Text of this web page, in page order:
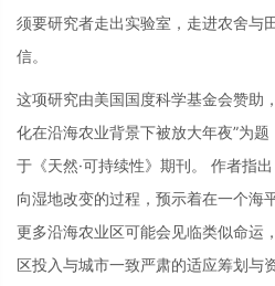
须要研究者走出实验室，走进农舍与
信。
这项研究由美国国度科学基金会赞助
化在沿海农业背景下被放大年夜”为
于《天然·可持续性》期刊。 作者指
向湿地改变的过程，预示着在一个海
更多沿海农业区可能会见临类似命运
区投入与城市一致严肃的适应筹划与资